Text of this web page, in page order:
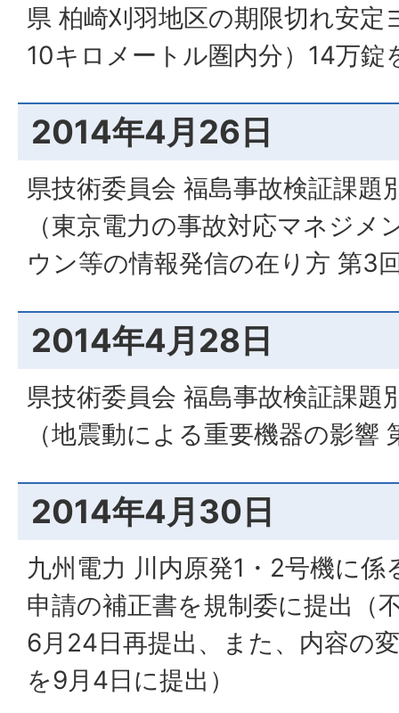
県 柏崎刈羽地区の期限切れ安定
10キロメートル圏内分）14万錠
2014年4月26日
県技術委員会 福島事故検証課題
（東京電力の事故対応マネジ
ウン等の情報発信の在り方 第3
2014年4月28日
県技術委員会 福島事故検証課題
（地震動による重要機器の影響
2014年4月30日
九州電力 川内原発1・2号機に係
申請の補正書を規制委に提出（
6月24日再提出、また、内容の
を9月4日に提出）